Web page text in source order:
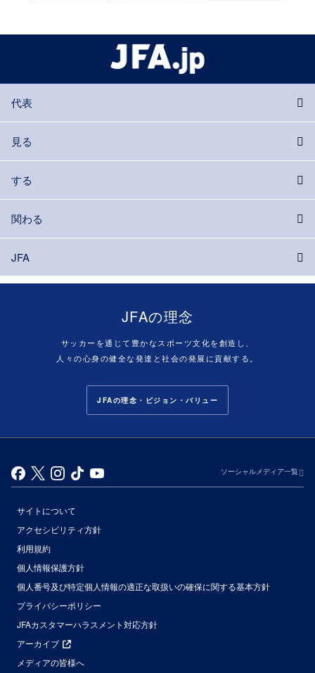
代表
見る
する
関わる
JFA
JFAの理念
サッカーを通じて豊かなスポーツ文化を創造し、
人々の心身の健全な発達と社会の発展に貢献する。
JFAの理念・ビジョン・バリュー
ソーシャルメディア一覧
サイトについて
アクセシビリティ方針
利用規約
個人情報保護方針
個人番号及び特定個人情報の適正な取扱いの確保に関する基本方針
プライバシーポリシー
JFAカスタマーハラスメント対応方針
アーカイブ
メディアの皆様へ